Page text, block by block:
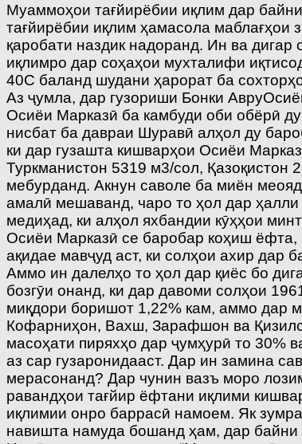
Муаммоҳои тағйирёбии иқлим дар
тағйирёбии иқлим ҳамасола
қаробати наздик надоранд. Ин ва
иқлимро дар соҳаҳои мухталифи
40С баланд шудани ҳарорат ба
Аз ҷумла, дар гузориши Бонки
Осиёи Марказӣ ба камбуди оби обёрӣ
нисбат ба давраи Шуравӣ алҳол ду
ки дар гузашта кишварҳои Осиёи
Туркманистон 5319 м3/сол, Қазоқистон
мебурданд. Акнун саволе ба миён
амалӣ мешаванд, чаро то ҳол дар
медиҳад, ки алҳол яхбандии кӯҳҳои
Осиёи Марказӣ се баробар коҳиш
ақидае мавҷуд аст, ки солҳои ахир
Аммо ин далелҳо то ҳол дар қиёс бо
бозгӯи онанд, ки дар давоми солҳои
миқдори боришот 1,22% кам, аммо дар
Кофарниҳон, Вахш, Зарафшон ва
масоҳати пиряхҳо дар ҷумҳурӣ то 30%
аз сар гузаронидааст. Дар ин замина
мерасонанд? Дар чунин вазъ моро
равандҳои тағйир ёфтани иқлими
иқлимии онро баррасӣ намоем. Як
навишта намуда бошанд ҳам, дар